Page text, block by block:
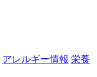
アレルギー情報 栄養